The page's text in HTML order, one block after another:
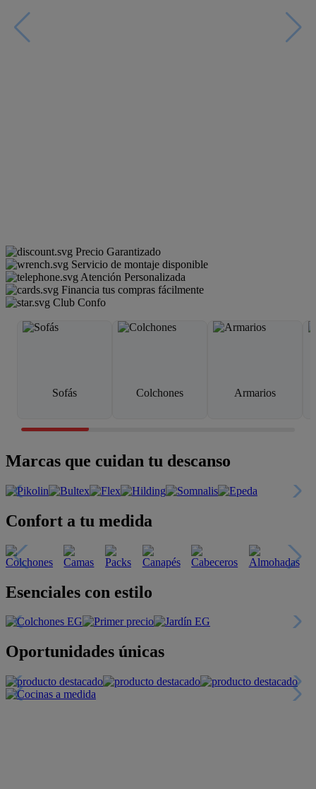
Precio Garantizado
Servicio de montaje disponible
Atención Personalizada
Financia tus compras fácilmente
Club Confo
Sofás Colchones Armarios
Marcas que cuidan tu descanso
Confort a tu medida
Esenciales con estilo
Oportunidades únicas